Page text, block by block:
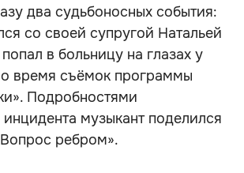
два судьбоносных события:
со своей супругой Натальей
в больницу на глазах у
время съёмок программы
Подробностями
музыкант поделился
ребром».